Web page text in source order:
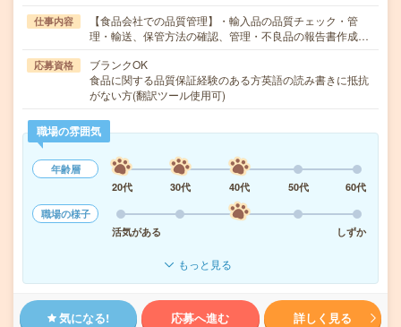
仕事内容
【食品会社での品質管理】・輸入品の品質チェック・管
理・輸送、保管方法の確認、管理・不良品の報告書作成…
応募資格
ブランクOK
食品に関する品質保証経験のある方英語の読み書きに抵抗
がない方(翻訳ツール使用可)
職場の雰囲気
年齢層
20代
30代 40代 50代
60代
職場の様子
活気がある
しずか
もっと見る
気になる! 応募へ進む 詳しく見る